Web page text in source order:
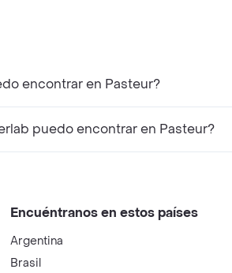
encontrar en Pasteur?
puedo encontrar en Pasteur?
Encuéntranos en estos países
Argentina
Brasil